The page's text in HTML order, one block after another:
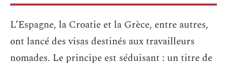
L’Espagne, la Croatie et la Grèce, entre autres,
ont lancé des visas destinés aux travailleurs
nomades. Le principe est séduisant : un titre de